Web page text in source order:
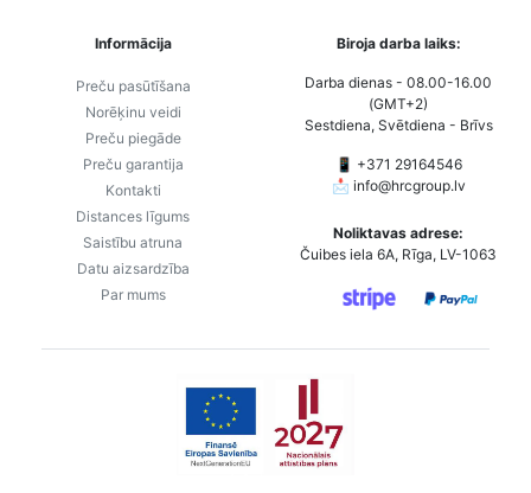
Informācija
Preču pasūtīšana
Norēķinu veidi
Preču piegāde
Preču garantija
Kontakti
Distances līgums
Saistību atruna
Datu aizsardzība
Par mums
Biroja darba laiks:
Darba dienas - 08.00-16.00
(GMT+2)
Sestdiena, Svētdiena - Brīvs
📱 +371 29164546
📩 info@hrcgroup.lv
Noliktavas adrese:
Čuibes iela 6A, Rīga, LV-1063